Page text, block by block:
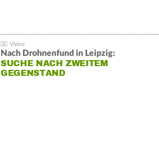
Nach Drohnenfund in Leipzig:
SUCHE NACH ZWEITEM
GEGENSTAND